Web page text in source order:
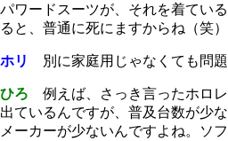
パワードスーツが、それを着てい
ると、普通に死にますからね（笑）
ホリ 別に家庭用じゃなくても問題
ひろ 例えば、さっき言ったホロ
出ているんですが、普及台数が少
メーカーが少ないんですよね。ソ